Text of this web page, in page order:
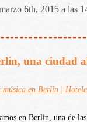
6th, 2015 a las
una ciudad
en Berlin |
en Berlin, una de las